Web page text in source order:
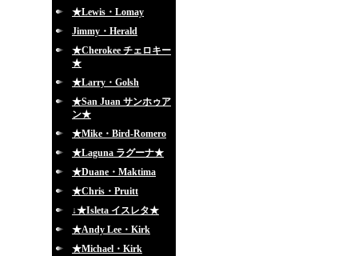
★Lewis・Lomay
Jimmy・Herald
★Cherokee チェロキー
★
★Larry・Golsh
★San Juan サンホゥア
ン★
★Mike・Bird-Romero
★Laguna ラグーナ★
★Duane・Maktima
★Chris・Pruitt
↓★Isleta イスレタ★
★Andy Lee・Kirk
★Michael・Kirk